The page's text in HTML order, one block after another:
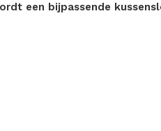
een bijpassende